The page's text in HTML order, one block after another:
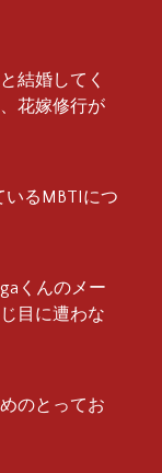
結婚してく
花嫁修行が
いるMBTIにつ
くんのメー
目に遭わな
のとってお